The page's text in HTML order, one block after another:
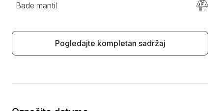
Bade mantil
Pogledajte kompletan sadržaj